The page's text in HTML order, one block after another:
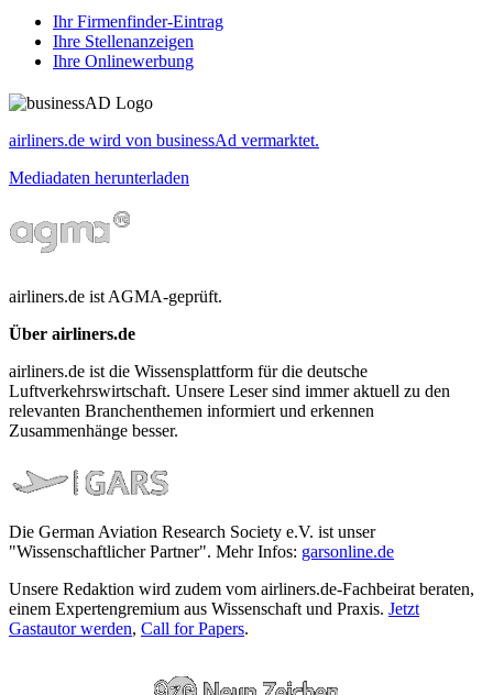
Ihr Firmenfinder-Eintrag
Ihre Stellenanzeigen
Ihre Onlinewerbung
airliners.de wird von businessAd vermarktet.
Mediadaten herunterladen
airliners.de ist AGMA-geprüft.
Über airliners.de
airliners.de ist die Wissensplattform für die deutsche
Luftverkehrswirtschaft. Unsere Leser sind immer aktuell zu den
relevanten Branchenthemen informiert und erkennen
Zusammenhänge besser.
Die German Aviation Research Society e.V. ist unser
"Wissenschaftlicher Partner". Mehr Infos: garsonline.de
Unsere Redaktion wird zudem vom airliners.de-Fachbeirat beraten,
einem Expertengremium aus Wissenschaft und Praxis. Jetzt
Gastautor werden, Call for Papers.